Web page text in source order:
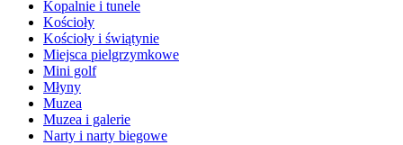
Kopalnie i tunele
Kościoły
Kościoły i świątynie
Miejsca pielgrzymkowe
Mini golf
Młyny
Muzea
Muzea i galerie
Narty i narty biegowe